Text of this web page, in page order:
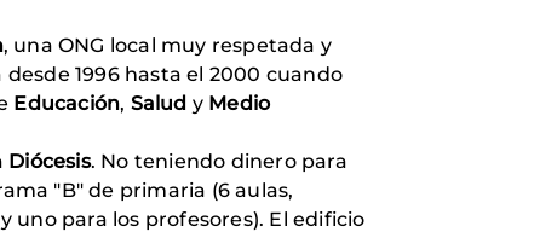
, una ONG local muy respetada y
1996 hasta el 2000 cuando
Educación, Salud y Medio
Diócesis. No teniendo dinero para
"B" de primaria (6 aulas,
uno para los profesores). El edificio